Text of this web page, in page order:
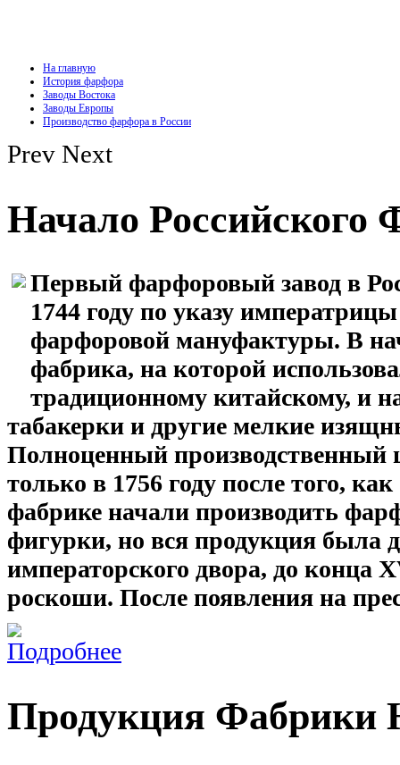
На главную
История фарфора
Заводы Востока
Заводы Европы
Производство фарфора в России
Prev Next
Начало Российского
Первый фарфоровый завод в
1744 году по указу
фарфоровой мануфактуры. В
фабрика, на которой
традиционному китайскому, и
табакерки и другие мелкие
Полноценный производственный
только в 1756 году после того,
фабрике начали производить
фигурки, но вся продукция была
императорского двора, до конца
роскоши. После появления на
Продукция Фабрики